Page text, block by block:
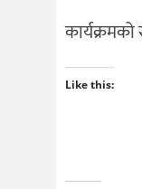
Like this: